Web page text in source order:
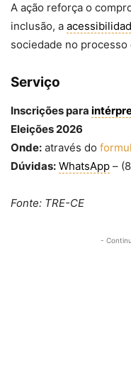
A ação reforça o
inclusão, a
sociedade no processo
Serviço
Inscrições para
Eleições 2026
Onde: através do
Dúvidas: WhatsApp –
Fonte: TRE-CE
-